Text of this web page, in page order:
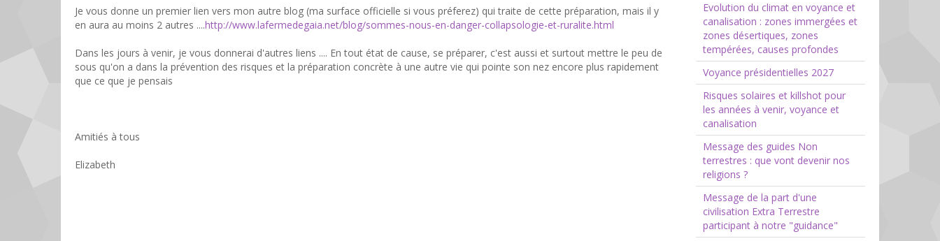
Je vous donne un premier lien vers mon autre blog (ma surface officielle si vous préferez) qui traite de cette préparation, mais il y
en aura au moins 2 autres ....http://www.lafermedegaia.net/blog/sommes-nous-en-danger-collapsologie-et-ruralite.html
Dans les jours à venir, je vous donnerai d'autres liens .... En tout état de cause, se préparer, c'est aussi et surtout mettre le peu de
sous qu'on a dans la prévention des risques et la préparation concrète à une autre vie qui pointe son nez encore plus rapidement
que ce que je pensais
Amitiés à tous
Elizabeth
Evolution du climat en voyance et
canalisation : zones immergées et
zones désertiques, zones
tempérées, causes profondes
Voyance présidentielles 2027
Risques solaires et killshot pour
les années à venir, voyance et
canalisation
Message des guides Non
terrestres : que vont devenir nos
religions ?
Message de la part d'une
civilisation Extra Terrestre
participant à notre "guidance"